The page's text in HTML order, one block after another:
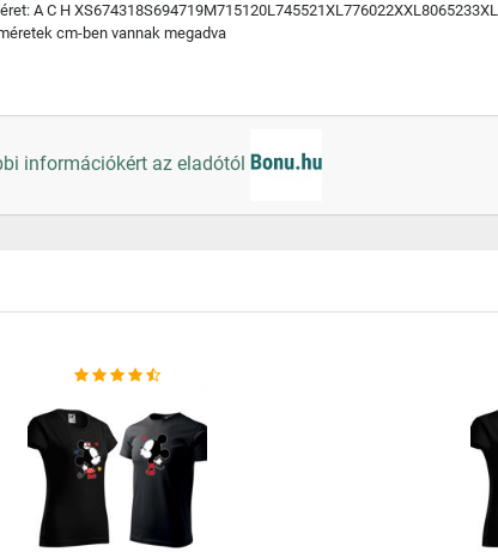
A C H
cm-ben vannak megadva
információkért az eladótól